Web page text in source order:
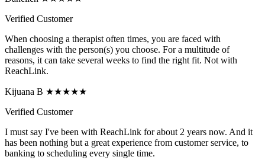
Verified Customer
When choosing a therapist often times, you are faced with
challenges with the person(s) you choose. For a multitude of
reasons, it can take several weeks to find the right fit. Not with
ReachLink.
Kijuana B ★★★★★
Verified Customer
I must say I've been with ReachLink for about 2 years now. And it
has been nothing but a great experience from customer service, to
banking to scheduling every single time.